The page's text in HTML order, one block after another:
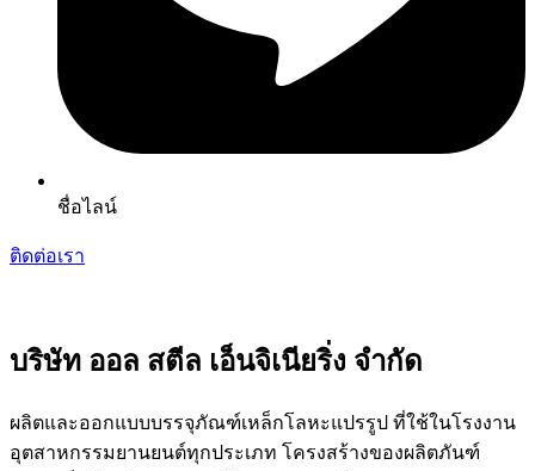
ชื่อไลน์
ติดต่อเรา
บริษัท ออล สตีล เอ็นจิเนียริ่ง จำกัด
ผลิตและออกแบบบรรจุภัณฑ์เหล็กโลหะแปรรูป ที่ใช้ในโรงงาน
อุตสาหกรรมยานยนต์ทุกประเภท โครงสร้างของผลิตภันฑ์